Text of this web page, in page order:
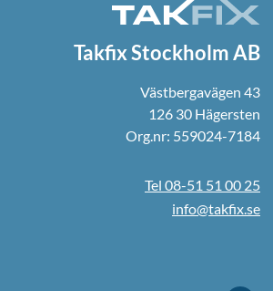
Takfix Stockholm AB
Västbergavägen 43
126 30 Hägersten
Org.nr: 559024-7184
Tel 08-51 51 00 25
info@takfix.se